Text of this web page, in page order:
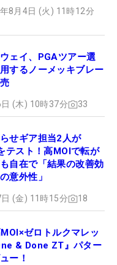
8月4日 (火) 11時12分
ェイ、PGAツアー選
するノーメッキブレー
(木) 10時37分 33
せギア担当2人が
テスト！高MOIで転が
自在で「結果の改善効
意外性」
(金) 11時15分 18
ゼロトルクマレッ
& Done ZT』パター
ー！